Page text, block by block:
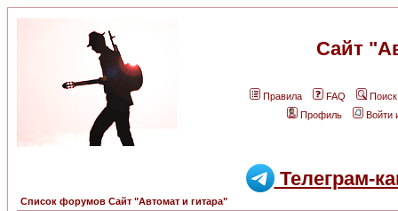
Сайт
Правила FAQ
Поиск
Профиль
Войти
Телеграм-
Список форумов Сайт "Автомат и гитара"